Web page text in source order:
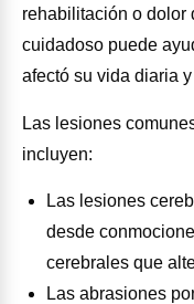
rehabilitación o dolor
cuidadoso puede
afectó su vida diaria
Las lesiones
incluyen:
Las lesiones
desde
cerebrales que
Las abrasiones